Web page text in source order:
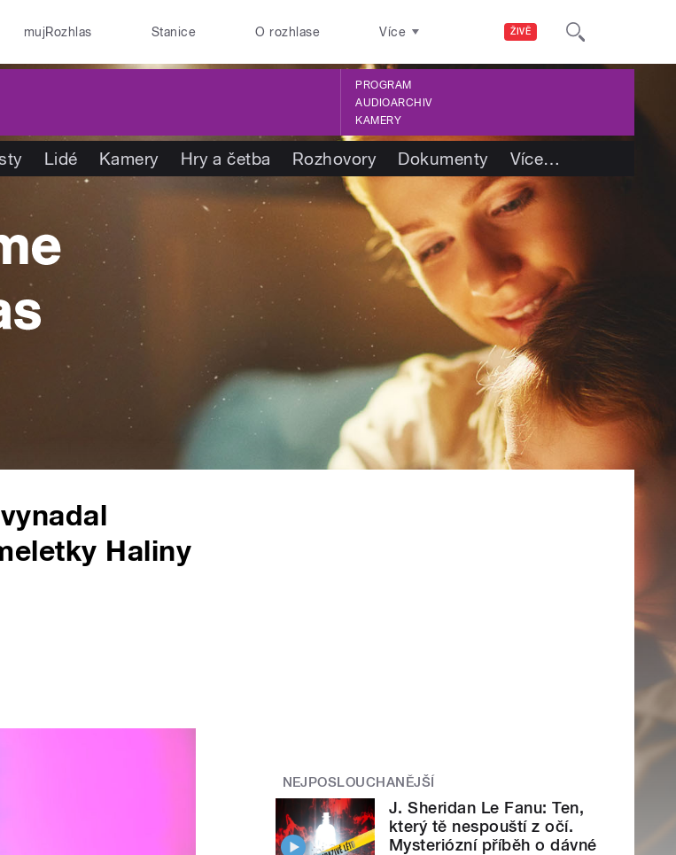
ŽIVĚ
mujRozhlas Stanice O rozhlase Více
PROGRAM
AUDIOARCHIV
KAMERY
Lidé Kamery Hry a četba Rozhovory Dokumenty Více…
Haliny
NEJPOSLOUCHANĚJŠÍ
J. Sheridan Le Fanu: Ten,
který tě nespouští z očí.
Mysteriózní příběh o dávné